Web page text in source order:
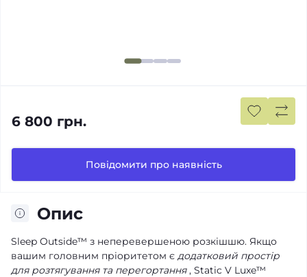
6 800 грн.
Повідомити про наявність
Опис
Sleep Outside™ з неперевершеною розкішшю. Якщо
вашим головним пріоритетом є додатковий простір
для розтягування та перегортання, Static V Luxe™